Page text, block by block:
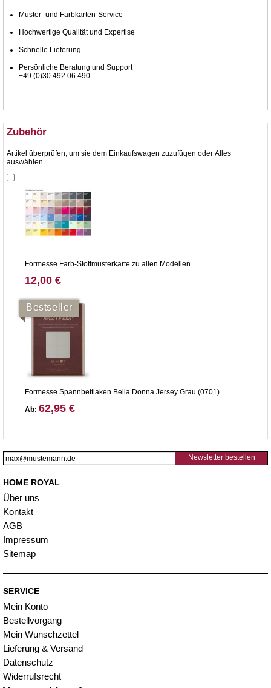
Muster- und Farbkarten-Service
Hochwertige Qualität und Expertise
Schnelle Lieferung
Persönliche Beratung und Support
+49 (0)30 492 06 490
Zubehör
Artikel überprüfen, um sie dem Einkaufswagen zuzufügen oder Alles
auswählen
Formesse Farb-Stoffmusterkarte zu allen Modellen
12,00 €
Bestseller
Formesse Spannbettlaken Bella Donna Jersey Grau (0701)
Ab: 62,95 €
Newsletter bestellen
HOME ROYAL
Über uns
Kontakt
AGB
Impressum
Sitemap
SERVICE
Mein Konto
Bestellvorgang
Mein Wunschzettel
Lieferung & Versand
Datenschutz
Widerrufsrecht